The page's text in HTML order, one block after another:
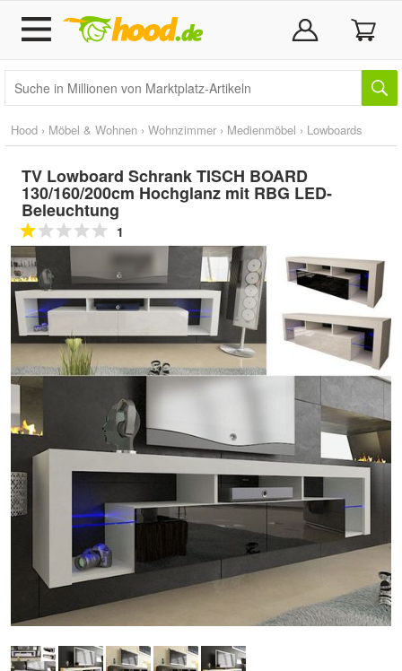
Hood › Möbel & Wohnen › Wohnzimmer › Medienmöbel › Lowboards
TV Lowboard Schrank TISCH BOARD
130/160/200cm Hochglanz mit RBG LED-
Beleuchtung
1